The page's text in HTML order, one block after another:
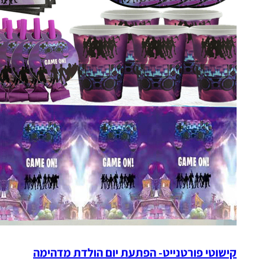
קישוטי פורטנייט- הפתעת יום הולדת מדהימה